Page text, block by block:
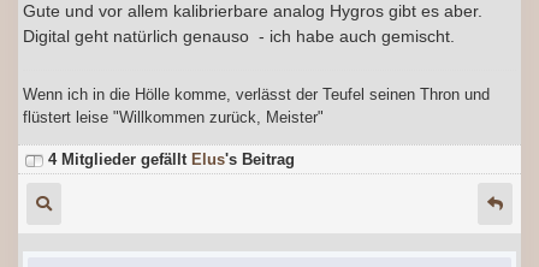
Gute und vor allem kalibrierbare analog Hygros gibt es aber.
Digital geht natürlich genauso - ich habe auch gemischt.
Wenn ich in die Hölle komme, verlässt der Teufel seinen Thron und
flüstert leise "Willkommen zurück, Meister"
4 Mitglieder gefällt Elus's Beitrag